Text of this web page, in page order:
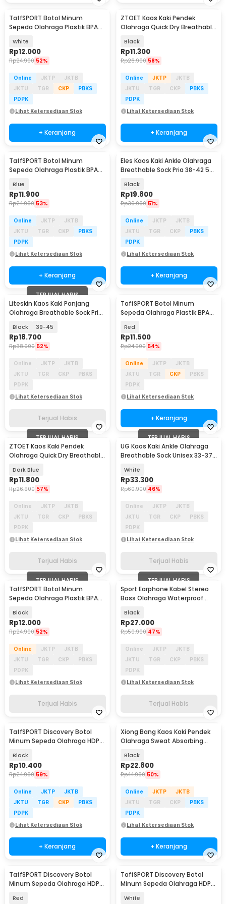
TaffSPORT Botol Minum
Sepeda Olahraga Plastik BPA
White
Rp12.000
Rp24.900 52%
Online JKTP
JKTB
JKTU
TGR CKP
PBKS
PDPK
Lihat Ketersediaan Stok
+ Keranjang
ZTOET Kaos Kaki Pendek
Olahraga Quick Dry Breathable
Black
Rp11.300
Rp26.900 58%
Online JKTP
JKTB
JKTU
TGR CKP
PBKS
PDPK
Lihat Ketersediaan Stok
+ Keranjang
TaffSPORT Botol Minum
Sepeda Olahraga Plastik BPA
Blue
Rp11.900
Rp24.900 53%
Online JKTP
JKTB
JKTU
TGR CKP
PBKS
PDPK
Lihat Ketersediaan Stok
+ Keranjang
Eles Kaos Kaki Ankle Olahraga
Breathable Sock Pria 38-42 5
Black
Rp19.800
Rp39.900 51%
Online JKTP
JKTB
JKTU
TGR CKP
PBKS
PDPK
Lihat Ketersediaan Stok
+ Keranjang
TERJUAL HABIS
Liteskin Kaos Kaki Panjang
Olahraga Breathable Sock Pria
Black 39-45
Rp18.700
Rp38.900 52%
Online JKTP
JKTB
JKTU
TGR CKP
PBKS
PDPK
Lihat Ketersediaan Stok
Terjual Habis
TaffSPORT Botol Minum
Sepeda Olahraga Plastik BPA
Red
Rp11.500
Rp24.900 54%
Online JKTP
JKTB
JKTU
TGR CKP
PBKS
PDPK
Lihat Ketersediaan Stok
+ Keranjang
TERJUAL HABIS
ZTOET Kaos Kaki Pendek
Olahraga Quick Dry Breathable
Dark Blue
Rp11.800
Rp26.900 57%
Online JKTP
JKTB
JKTU
TGR CKP
PBKS
PDPK
Lihat Ketersediaan Stok
Terjual Habis
TERJUAL HABIS
UG Kaos Kaki Ankle Olahraga
Breathable Sock Unisex 33-37 3
White
Rp33.300
Rp60.900 46%
Online JKTP
JKTB
JKTU
TGR CKP
PBKS
PDPK
Lihat Ketersediaan Stok
Terjual Habis
TERJUAL HABIS
TaffSPORT Botol Minum
Sepeda Olahraga Plastik BPA
Black
Rp12.000
Rp24.900 52%
Online JKTP
JKTB
JKTU
TGR CKP
PBKS
PDPK
Lihat Ketersediaan Stok
Terjual Habis
TERJUAL HABIS
Sport Earphone Kabel Stereo
Bass Olahraga Waterproof
Black
Rp27.000
Rp50.900 47%
Online JKTP
JKTB
JKTU
TGR CKP
PBKS
PDPK
Lihat Ketersediaan Stok
Terjual Habis
TaffSPORT Discovery Botol
Minum Sepeda Olahraga HDPE
Black
Rp10.400
Rp24.900 59%
Online JKTP
JKTB
JKTU
TGR CKP
PBKS
PDPK
Lihat Ketersediaan Stok
+ Keranjang
Xiong Bang Kaos Kaki Pendek
Olahraga Sweat Absorbing
Black
Rp22.800
Rp44.900 50%
Online JKTP
JKTB
JKTU
TGR CKP
PBKS
PDPK
Lihat Ketersediaan Stok
+ Keranjang
TaffSPORT Discovery Botol
Minum Sepeda Olahraga HDPE
Red
TaffSPORT Discovery Botol
Minum Sepeda Olahraga HDPE
White